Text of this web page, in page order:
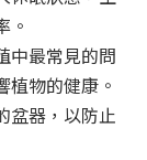
。
中最常見的問
植物的健康。
盆器，以防止